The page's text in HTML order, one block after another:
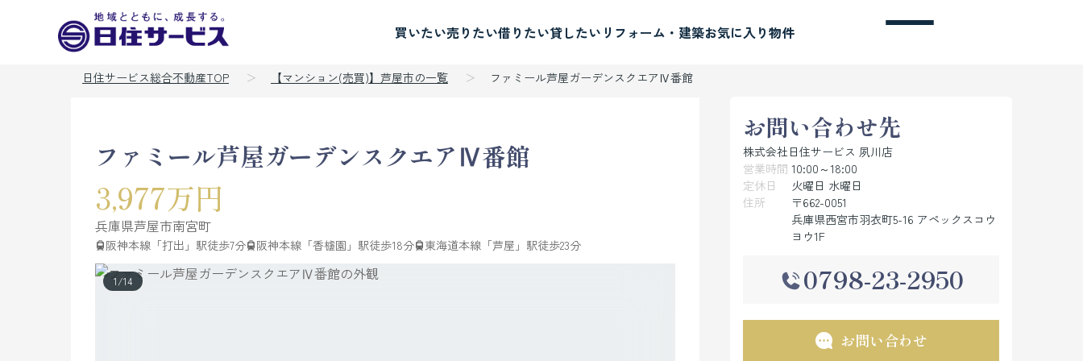
買いたい売りたい借りたい貸したい リフォーム・建築お気に入り物件
日住サービス総合不動産TOP 【マンション(売買)】芦屋市の一覧 ファミール芦屋ガーデンスクエアⅣ番館
ファミール芦屋ガーデンスクエアⅣ番館
3,977万円
兵庫県芦屋市南宮町
阪神本線「打出」駅徒歩7分 阪神本線「香櫨園」駅徒歩18分 東海道本線「芦屋」駅徒歩23分
1/14
お問い合わせ先
株式会社日住サービス 夙川店
営業時間 10:00～18:00
定休日
火曜日 水曜日
住所
〒662-0051
兵庫県西宮市羽衣町5-16 アペックスコウ
ヨウ1F
0798-23-2950
お問い合わせ